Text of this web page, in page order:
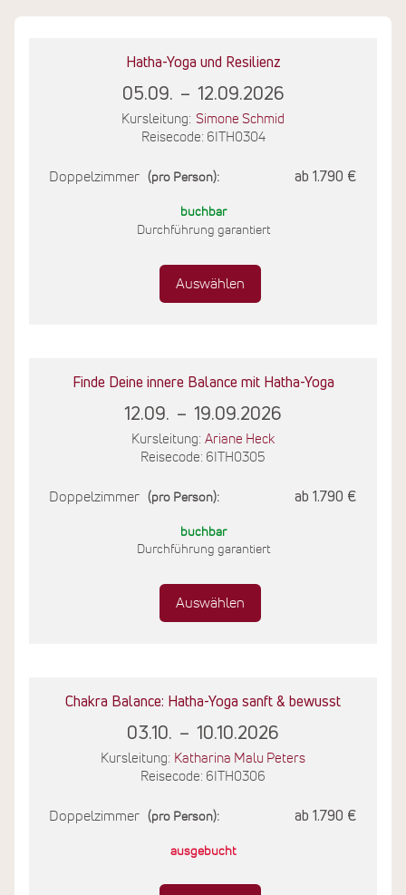
Hatha-Yoga und Resilienz
05.09. – 12.09.2026
Kursleitung: Simone Schmid
Reisecode: 6ITH0304
Doppelzimmer (pro Person): ab 1.790 €
buchbar
Durchführung garantiert
Auswählen
Finde Deine innere Balance mit Hatha-Yoga
12.09. – 19.09.2026
Kursleitung: Ariane Heck
Reisecode: 6ITH0305
Doppelzimmer (pro Person): ab 1.790 €
buchbar
Durchführung garantiert
Auswählen
Chakra Balance: Hatha-Yoga sanft & bewusst
03.10. – 10.10.2026
Kursleitung: Katharina Malu Peters
Reisecode: 6ITH0306
Doppelzimmer (pro Person): ab 1.790 €
ausgebucht